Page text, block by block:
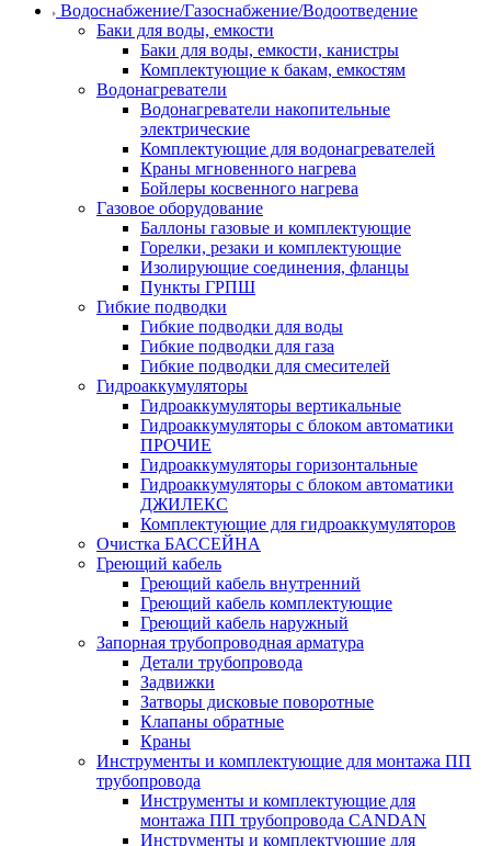
Водоснабжение/Газоснабжение/Водоотведение
Баки для воды, емкости
Баки для воды, емкости, канистры
Комплектующие к бакам, емкостям
Водонагреватели
Водонагреватели накопительные
электрические
Комплектующие для водонагревателей
Краны мгновенного нагрева
Бойлеры косвенного нагрева
Газовое оборудование
Баллоны газовые и комплектующие
Горелки, резаки и комплектующие
Изолирующие соединения, фланцы
Пункты ГРПШ
Гибкие подводки
Гибкие подводки для воды
Гибкие подводки для газа
Гибкие подводки для смесителей
Гидроаккумуляторы
Гидроаккумуляторы вертикальные
Гидроаккумуляторы с блоком автоматики
ПРОЧИЕ
Гидроаккумуляторы горизонтальные
Гидроаккумуляторы с блоком автоматики
ДЖИЛЕКС
Комплектующие для гидроаккумуляторов
Очистка БАССЕЙНА
Греющий кабель
Греющий кабель внутренний
Греющий кабель комплектующие
Греющий кабель наружный
Запорная трубопроводная арматура
Детали трубопровода
Задвижки
Затворы дисковые поворотные
Клапаны обратные
Краны
Инструменты и комплектующие для монтажа ПП
трубопровода
Инструменты и комплектующие для
монтажа ПП трубопровода CANDAN
Инструменты и комплектующие для